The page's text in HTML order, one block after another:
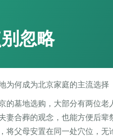
忽略
为何成为北京家庭的主流选择
的墓地选购，大部分有两位
妻合葬的观念，也能方便后
将父母安置在同一处穴位，无